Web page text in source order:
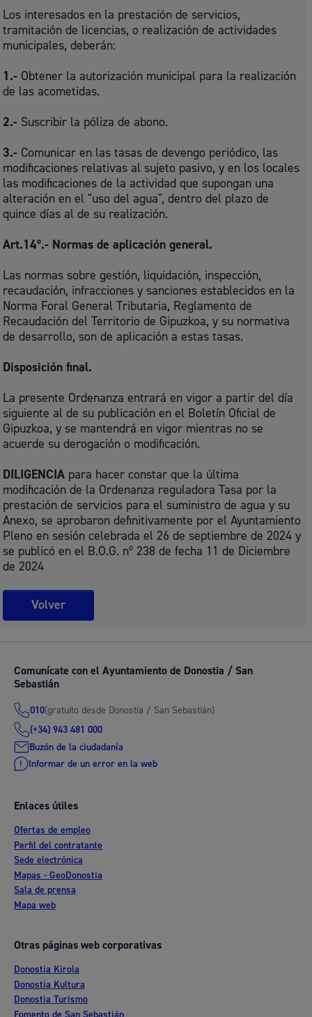
Los interesados en la prestación de servicios,
tramitación de licencias, o realización de actividades
municipales, deberán:
1.- Obtener la autorización municipal para la realización
de las acometidas.
2.- Suscribir la póliza de abono.
3.- Comunicar en las tasas de devengo periódico, las
modificaciones relativas al sujeto pasivo, y en los locales
las modificaciones de la actividad que supongan una
alteración en el "uso del agua", dentro del plazo de
quince días al de su realización.
Art.14º.- Normas de aplicación general.
Las normas sobre gestión, liquidación, inspección,
recaudación, infracciones y sanciones establecidos en la
Norma Foral General Tributaria, Reglamento de
Recaudación del Territorio de Gipuzkoa, y su normativa
de desarrollo, son de aplicación a estas tasas.
Disposición final.
La presente Ordenanza entrará en vigor a partir del día
siguiente al de su publicación en el Boletín Oficial de
Gipuzkoa, y se mantendrá en vigor mientras no se
acuerde su derogación o modificación.
DILIGENCIA para hacer constar que la última
modificación de la Ordenanza reguladora Tasa por la
prestación de servicios para el suministro de agua y su
Anexo, se aprobaron definitivamente por el Ayuntamiento
Pleno en sesión celebrada el 26 de septiembre de 2024 y
se publicó en el B.O.G. nº 238 de fecha 11 de Diciembre
de 2024
Volver
Comunícate con el Ayuntamiento de Donostia / San
Sebastián
010(gratuito desde Donostia / San Sebastián)
(+34) 943 481 000
Buzón de la ciudadanía
Informar de un error en la web
Enlaces útiles
Ofertas de empleo
Perfil del contratante
Sede electrónica
Mapas - GeoDonostia
Sala de prensa
Mapa web
Otras páginas web corporativas
Donostia Kirola
Donostia Kultura
Donostia Turismo
Fomento de San Sebastián